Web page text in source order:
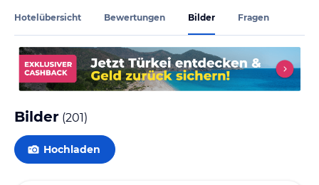
Hotelübersicht Bewertungen Bilder Fragen
Bilder (201)
Hochladen